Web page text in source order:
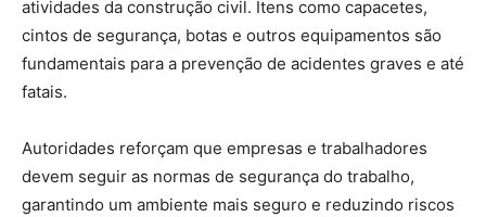
atividades da construção civil. Itens como capacetes,
cintos de segurança, botas e outros equipamentos são
fundamentais para a prevenção de acidentes graves e até
fatais.
Autoridades reforçam que empresas e trabalhadores
devem seguir as normas de segurança do trabalho,
garantindo um ambiente mais seguro e reduzindo riscos